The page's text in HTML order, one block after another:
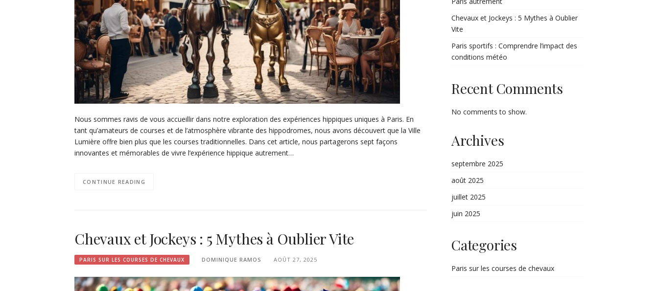
Nous sommes ravis de vous accueillir dans notre exploration des expériences hippiques uniques à Paris. En
tant qu’amateurs de courses et de l’atmosphère vibrante des hippodromes, nous avons découvert que la Ville
Lumière offre bien plus que les courses traditionnelles. Dans cet article, nous partagerons sept façons
innovantes et mémorables de vivre l’expérience hippique autrement…
CONTINUE READING
Chevaux et Jockeys : 5 Mythes à Oublier Vite
PARIS SUR LES COURSES DE CHEVAUX DOMINIQUE RAMOS AOÛT 27, 2025
Chevaux et Jockeys : 5 Mythes à Oublier
Vite
Paris sportifs : Comprendre l’impact des
conditions météo
Recent Comments
No comments to show.
Archives
septembre 2025
août 2025
juillet 2025
juin 2025
Categories
Paris sur les courses de chevaux